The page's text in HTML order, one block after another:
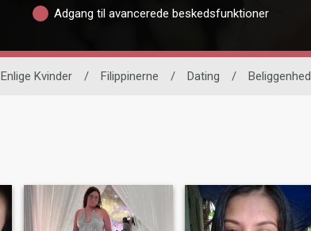
Adgang til avancerede beskedsfunktioner
Enlige Kvinder / Filippinerne / Dating / Beliggenhed